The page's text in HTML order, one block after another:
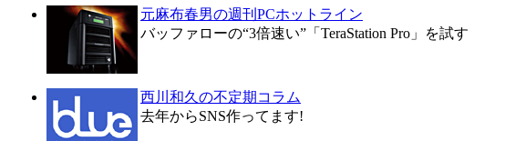
元麻布春男の週刊PCホットライン
バッファローの“3倍速い”「TeraStation Pro」を試す
西川和久の不定期コラム
去年からSNS作ってます!